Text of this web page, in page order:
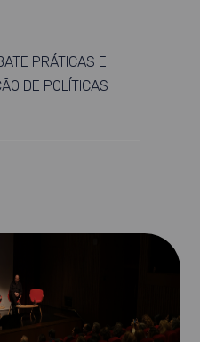
PRÁTICAS E
DE POLÍTICAS